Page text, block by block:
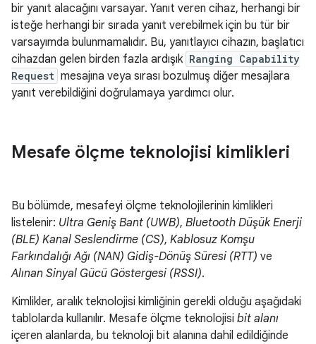
bir yanıt alacağını varsayar. Yanıt veren cihaz, herhangi bir
isteğe herhangi bir sırada yanıt verebilmek için bu tür bir
varsayımda bulunmamalıdır. Bu, yanıtlayıcı cihazın, başlatıcı
cihazdan gelen birden fazla ardışık Ranging Capability
Request mesajına veya sırası bozulmuş diğer mesajlara
yanıt verebildiğini doğrulamaya yardımcı olur.
Mesafe ölçme teknolojisi kimlikleri
Bu bölümde, mesafeyi ölçme teknolojilerinin kimlikleri
listelenir: Ultra Geniş Bant (UWB), Bluetooth Düşük Enerji
(BLE) Kanal Seslendirme (CS), Kablosuz Komşu
Farkındalığı Ağı (NAN) Gidiş-Dönüş Süresi (RTT) ve
Alınan Sinyal Gücü Göstergesi (RSSI).
Kimlikler, aralık teknolojisi kimliğinin gerekli olduğu aşağıdaki
tablolarda kullanılır. Mesafe ölçme teknolojisi bit alanı
içeren alanlarda, bu teknoloji bit alanına dahil edildiğinde